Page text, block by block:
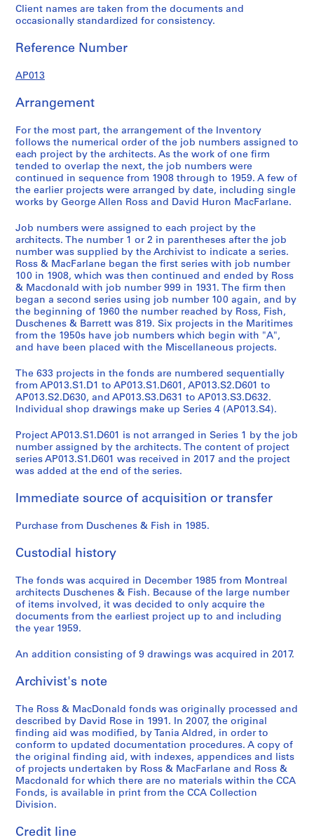
Client names are taken from the documents and
occasionally standardized for consistency.
Reference Number
AP013
Arrangement
For the most part, the arrangement of the Inventory
follows the numerical order of the job numbers assigned to
each project by the architects. As the work of one firm
tended to overlap the next, the job numbers were
continued in sequence from 1908 through to 1959. A few of
the earlier projects were arranged by date, including single
works by George Allen Ross and David Huron MacFarlane.
Job numbers were assigned to each project by the
architects. The number 1 or 2 in parentheses after the job
number was supplied by the Archivist to indicate a series.
Ross & MacFarlane began the first series with job number
100 in 1908, which was then continued and ended by Ross
& Macdonald with job number 999 in 1931. The firm then
began a second series using job number 100 again, and by
the beginning of 1960 the number reached by Ross, Fish,
Duschenes & Barrett was 819. Six projects in the Maritimes
from the 1950s have job numbers which begin with "A",
and have been placed with the Miscellaneous projects.
The 633 projects in the fonds are numbered sequentially
from AP013.S1.D1 to AP013.S1.D601, AP013.S2.D601 to
AP013.S2.D630, and AP013.S3.D631 to AP013.S3.D632.
Individual shop drawings make up Series 4 (AP013.S4).
Project AP013.S1.D601 is not arranged in Series 1 by the job
number assigned by the architects. The content of project
series AP013.S1.D601 was received in 2017 and the project
was added at the end of the series.
Immediate source of acquisition or transfer
Purchase from Duschenes & Fish in 1985.
Custodial history
The fonds was acquired in December 1985 from Montreal
architects Duschenes & Fish. Because of the large number
of items involved, it was decided to only acquire the
documents from the earliest project up to and including
the year 1959.
An addition consisting of 9 drawings was acquired in 2017.
Archivist's note
The Ross & MacDonald fonds was originally processed and
described by David Rose in 1991. In 2007, the original
finding aid was modified, by Tania Aldred, in order to
conform to updated documentation procedures. A copy of
the original finding aid, with indexes, appendices and lists
of projects undertaken by Ross & MacFarlane and Ross &
Macdonald for which there are no materials within the CCA
Fonds, is available in print from the CCA Collection
Division.
Credit line